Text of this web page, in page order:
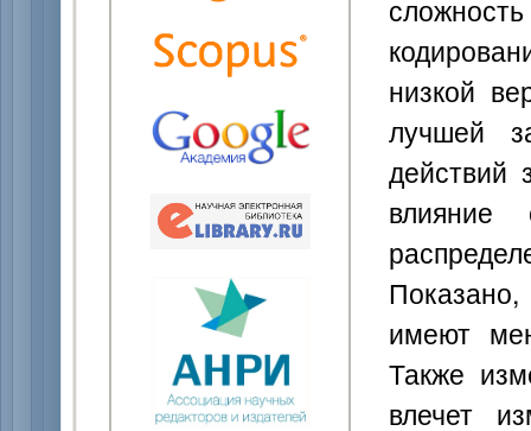
низкой
лучшей
действий
влияние
имеют
Также
влечет